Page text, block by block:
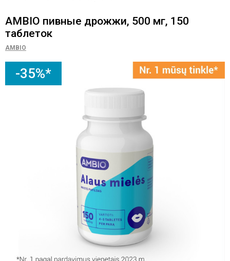
AMBIO пивные дрожжи, 500 мг, 150
таблеток
AMBIO
-35%*